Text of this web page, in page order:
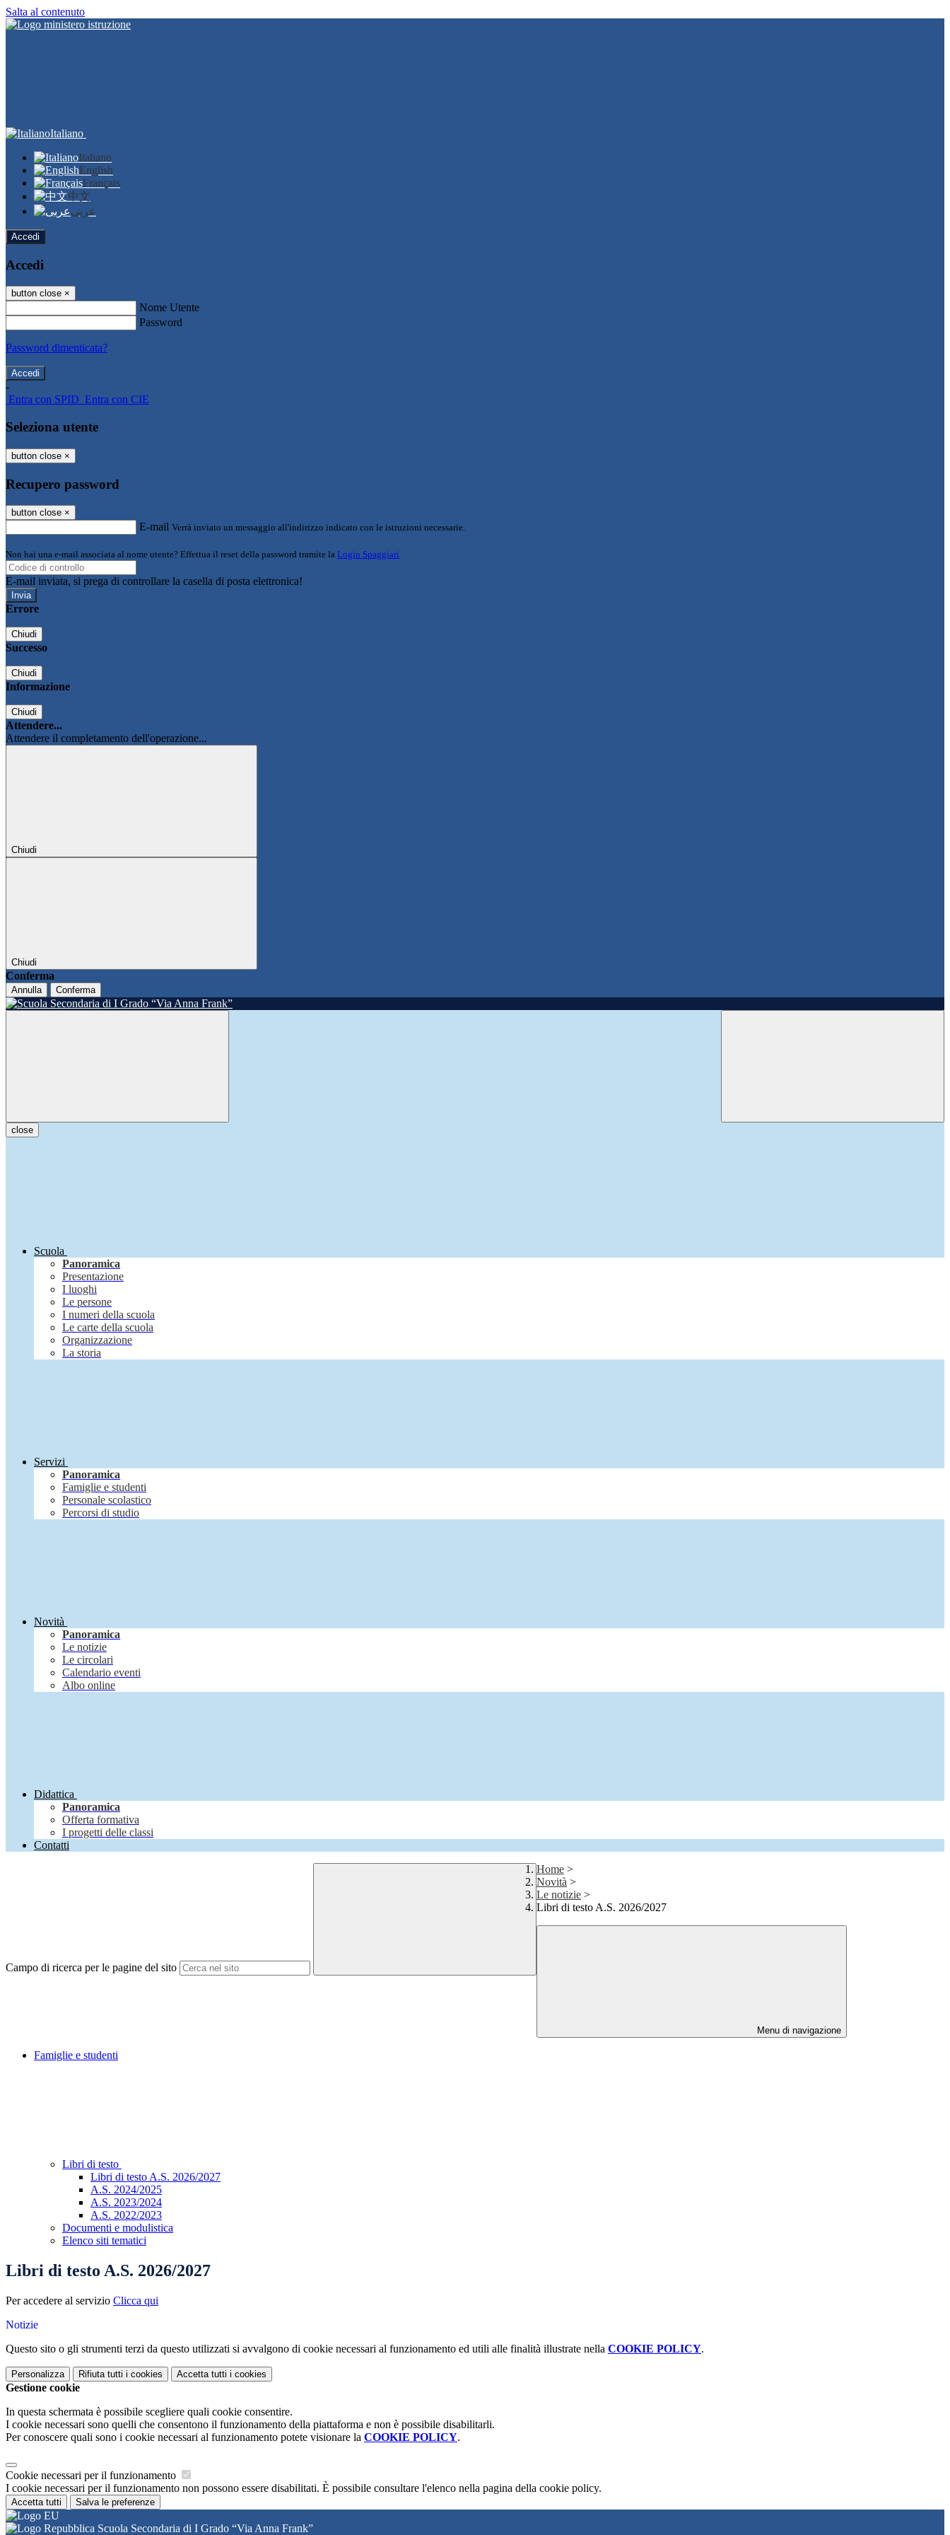
Salta al contenuto
Italiano
Italiano
English
Français
中文
عربى
Accedi
Accedi
button close ×
Nome Utente
Password
Password dimenticata?
-
Entra con SPID Entra con CIE
Seleziona utente
button close ×
Recupero password
button close ×
E-mail Verrà inviato un messaggio all'indirizzo indicato con le istruzioni necessarie.
Non hai una e-mail associata al nome utente? Effettua il reset della password tramite la Login Spaggiari
E-mail inviata, si prega di controllare la casella di posta elettronica!
Errore
Chiudi
Successo
Chiudi
Informazione
Chiudi
Attendere...
Attendere il completamento dell'operazione...
Chiudi
Chiudi
Conferma
Annulla Conferma
close
Scuola
Panoramica
Presentazione
I luoghi
Le persone
I numeri della scuola
Le carte della scuola
Organizzazione
La storia
Servizi
Panoramica
Famiglie e studenti
Personale scolastico
Percorsi di studio
Novità
Panoramica
Le notizie
Le circolari
Calendario eventi
Albo online
Didattica
Panoramica
Offerta formativa
I progetti delle classi
Contatti
Campo di ricerca per le pagine del sito
Home >
Novità >
Le notizie >
Libri di testo A.S. 2026/2027
Menu di navigazione
Famiglie e studenti
Libri di testo
Libri di testo A.S. 2026/2027
A.S. 2024/2025
A.S. 2023/2024
A.S. 2022/2023
Documenti e modulistica
Elenco siti tematici
Libri di testo A.S. 2026/2027
Per accedere al servizio Clicca qui
Notizie
Questo sito o gli strumenti terzi da questo utilizzati si avvalgono di cookie necessari al funzionamento ed utili alle finalità illustrate nella COOKIE POLICY.
Personalizza Rifiuta tutti i cookies Accetta tutti i cookies
Gestione cookie
In questa schermata è possibile scegliere quali cookie consentire.
I cookie necessari sono quelli che consentono il funzionamento della piattaforma e non è possibile disabilitarli.
Per conoscere quali sono i cookie necessari al funzionamento potete visionare la COOKIE POLICY.
Cookie necessari per il funzionamento
I cookie necessari per il funzionamento non possono essere disabilitati. È possibile consultare l'elenco nella pagina della cookie policy.
Accetta tutti Salva le preferenze
Scuola Secondaria di I Grado “Via Anna Frank”